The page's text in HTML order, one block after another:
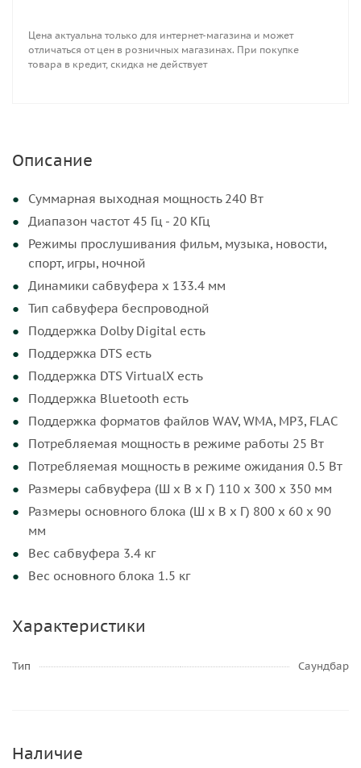
0.5 Вт
Размеры сабвуфера (Ш х В х Г) 110 х 300 х 350
мм
Вес основного блока 1.5 кг
Цена актуальна только для интернет-магазина и может
отличаться от цен в розничных магазинах. При покупке
товара в кредит, скидка не действует
Описание
Суммарная выходная мощность 240 Вт
Диапазон частот 45 Гц - 20 КГц
Режимы прослушивания фильм, музыка, новости,
спорт, игры, ночной
Динамики сабвуфера х 133.4 мм
Тип сабвуфера беспроводной
Поддержка Dolby Digital есть
Поддержка DTS есть
Поддержка DTS VirtualX есть
Поддержка Bluetooth есть
Поддержка форматов файлов WAV, WMA, MP3, FLAC
Потребляемая мощность в режиме работы 25 Вт
Потребляемая мощность в режиме ожидания 0.5 Вт
Размеры сабвуфера (Ш х В х Г) 110 х 300 х 350 мм
Размеры основного блока (Ш х В х Г) 800 х 60 х 90
мм
Вес сабвуфера 3.4 кг
Вес основного блока 1.5 кг
Характеристики
Тип Саундбар
Наличие